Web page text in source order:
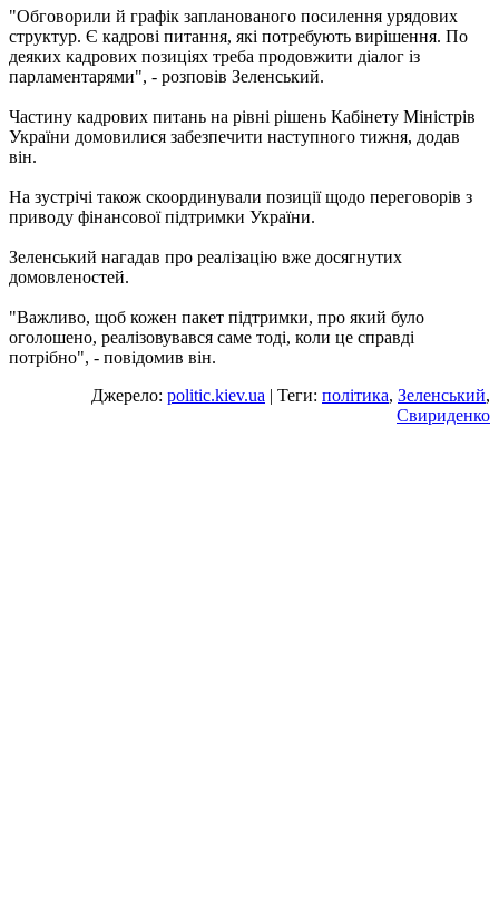
"Обговорили й графік запланованого посилення урядових
структур. Є кадрові питання, які потребують вирішення. По
деяких кадрових позиціях треба продовжити діалог із
парламентарями", - розповів Зеленський.
Частину кадрових питань на рівні рішень Кабінету Міністрів
України домовилися забезпечити наступного тижня, додав
він.
На зустрічі також скоординували позиції щодо переговорів з
приводу фінансової підтримки України.
Зеленський нагадав про реалізацію вже досягнутих
домовленостей.
"Важливо, щоб кожен пакет підтримки, про який було
оголошено, реалізовувався саме тоді, коли це справді
потрібно", - повідомив він.
Джерело: politic.kiev.ua | Теги: політика, Зеленський,
Свириденко